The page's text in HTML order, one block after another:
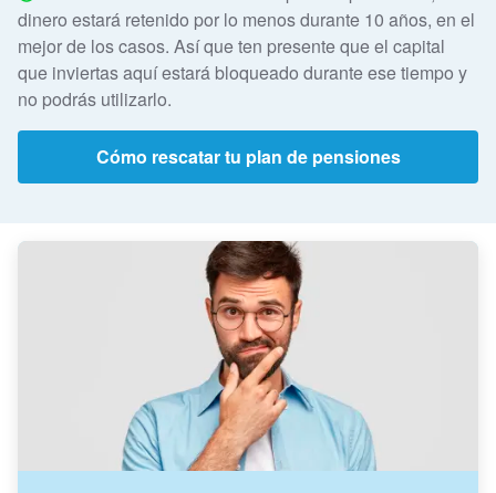
dinero estará retenido por lo menos durante 10 años, en el
mejor de los casos. Así que ten presente que el capital
que inviertas aquí estará bloqueado durante ese tiempo y
no podrás utilizarlo.
Cómo rescatar tu plan de pensiones